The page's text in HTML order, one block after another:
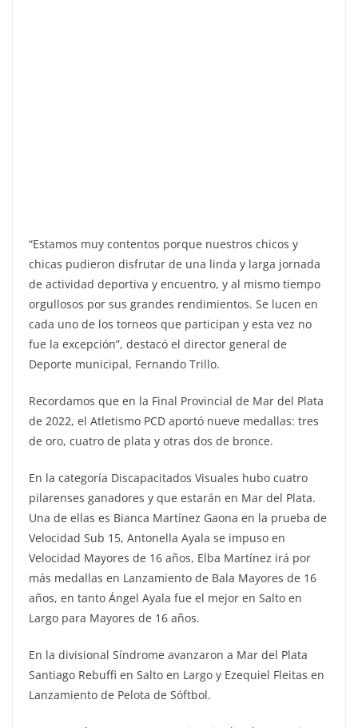
“Estamos muy contentos porque nuestros chicos y
chicas pudieron disfrutar de una linda y larga jornada
de actividad deportiva y encuentro, y al mismo tiempo
orgullosos por sus grandes rendimientos. Se lucen en
cada uno de los torneos que participan y esta vez no
fue la excepción”, destacó el director general de
Deporte municipal, Fernando Trillo.
Recordamos que en la Final Provincial de Mar del Plata
de 2022, el Atletismo PCD aportó nueve medallas: tres
de oro, cuatro de plata y otras dos de bronce.
En la categoría Discapacitados Visuales hubo cuatro
pilarenses ganadores y que estarán en Mar del Plata.
Una de ellas es Bianca Martínez Gaona en la prueba de
Velocidad Sub 15, Antonella Ayala se impuso en
Velocidad Mayores de 16 años, Elba Martínez irá por
más medallas en Lanzamiento de Bala Mayores de 16
años, en tanto Ángel Ayala fue el mejor en Salto en
Largo para Mayores de 16 años.
En la divisional Síndrome avanzaron a Mar del Plata
Santiago Rebuffi en Salto en Largo y Ezequiel Fleitas en
Lanzamiento de Pelota de Sóftbol.